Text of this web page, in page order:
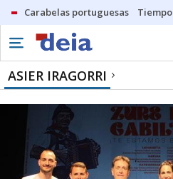
Carabelas portuguesas Tiempo
ASIER IRAGORRI